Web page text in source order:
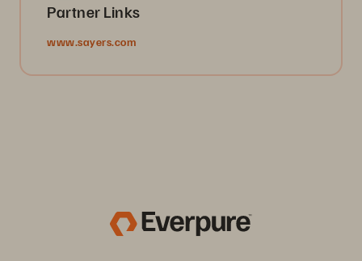
Partner Links
www.sayers.com